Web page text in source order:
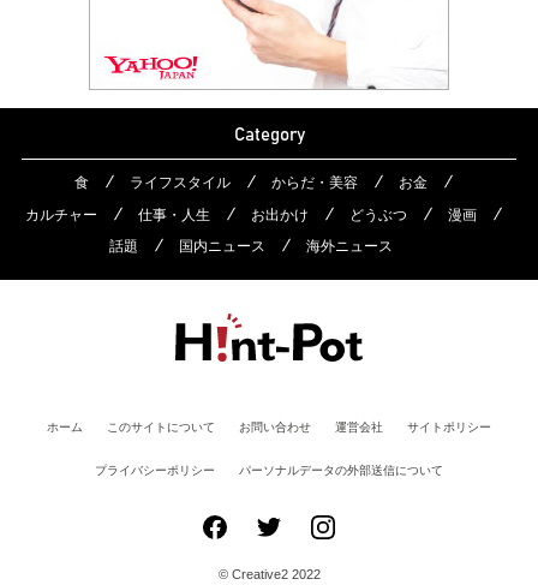
Category
食 ライフスタイル からだ・美容
お金
カルチャー
仕事・人生 お出かけ どうぶつ
漫画
話題
国内ニュース 海外ニュース
ホーム このサイトについて お問い合わせ 運営会社 サイトポリシー
プライバシーポリシー パーソナルデータの外部送信について
© Creative2 2022